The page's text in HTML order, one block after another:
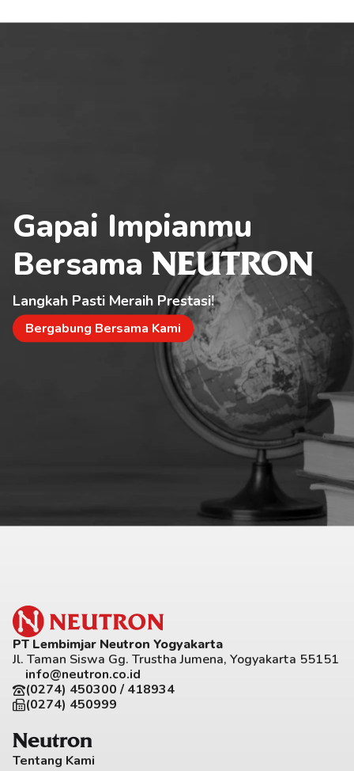
Gapai Impianmu
Bersama NEUTRON
Langkah Pasti Meraih Prestasi!
Bergabung Bersama Kami
PT Lembimjar Neutron Yogyakarta
Jl. Taman Siswa Gg. Trustha Jumena, Yogyakarta 55151
info@neutron.co.id
(0274) 450300 / 418934
(0274) 450999
Neutron
Tentang Kami